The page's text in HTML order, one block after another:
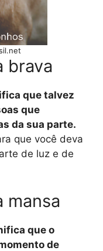
brava
que talvez
que
da sua parte.
que você deva
de luz e de
mansa
que o
de